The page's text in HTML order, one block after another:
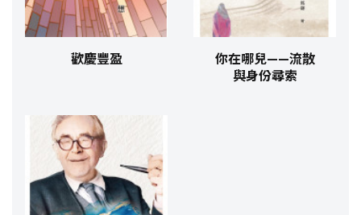
歡慶豐盈
你在哪兒——流散
與身份尋索